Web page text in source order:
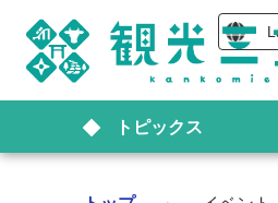
トピックス